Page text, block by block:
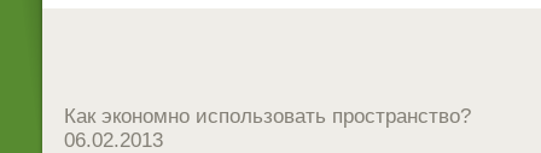
Как экономно использовать пространство?
06.02.2013